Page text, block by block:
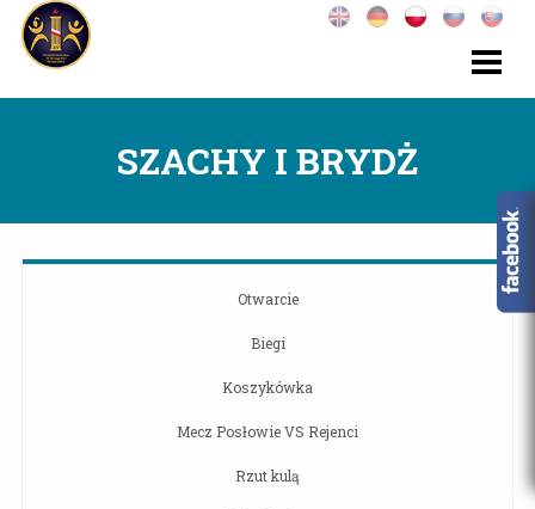
SZACHY I BRYDŻ
Otwarcie
Biegi
Koszykówka
Mecz Posłowie VS Rejenci
Rzut kulą